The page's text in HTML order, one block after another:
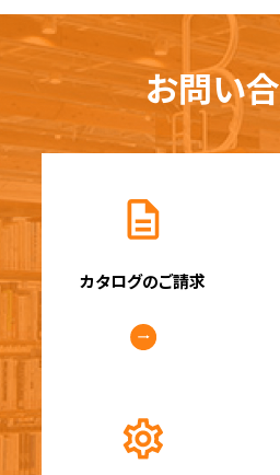
お問い
カタログのご請求